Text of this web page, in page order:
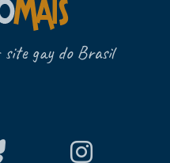
gay do Brasil